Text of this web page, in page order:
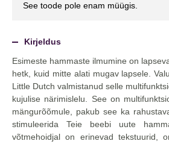
See toode pole enam müügis.
Kirjeldus
Esimeste hammaste ilmumine on
hetk, kuid mitte alati mugav lapsele.
Little Dutch valmistanud selle
kujulise närimislelu. See on
mängurõõmule, pakub see ka
stimuleerida Teie beebi uute
võtmehoidjal on erinevad tekstuurid,